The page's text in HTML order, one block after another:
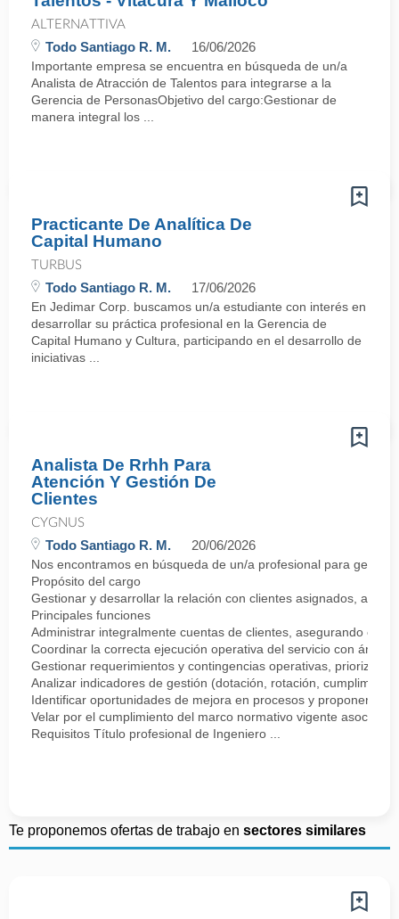
ALTERNATTIVA
Todo Santiago R. M. 16/06/2026
Importante empresa se encuentra en búsqueda de un/a
Analista de Atracción de Talentos para integrarse a la
Gerencia de PersonasObjetivo del cargo:Gestionar de
manera integral los ...
Practicante De Analítica De
Capital Humano
TURBUS
Todo Santiago R. M. 17/06/2026
En Jedimar Corp. buscamos un/a estudiante con interés en
desarrollar su práctica profesional en la Gerencia de
Capital Humano y Cultura, participando en el desarrollo de
iniciativas ...
Analista De Rrhh Para
Atención Y Gestión De
Clientes
CYGNUS
Todo Santiago R. M. 20/06/2026
Nos encontramos en búsqueda de un/a profesional para
Propósito del cargo
Gestionar y desarrollar la relación con clientes asignados,
Principales funciones
Administrar integralmente cuentas de clientes, asegurando el
Coordinar la correcta ejecución operativa del servicio con
Gestionar requerimientos y contingencias operativas,
Analizar indicadores de gestión (dotación, rotación,
Identificar oportunidades de mejora en procesos y proponer
Velar por el cumplimiento del marco normativo vigente
Requisitos Título profesional de Ingeniero ...
Te proponemos ofertas de trabajo en sectores similares